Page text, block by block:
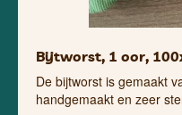
Bijtworst, 1 oor,
De bijtworst is gemaakt
handgemaakt en zeer